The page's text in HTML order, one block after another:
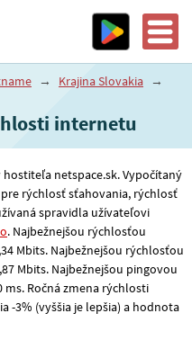
→ Krajina Slovakia →
internetu
netspace.sk. Vypočítaný
rýchlosť sťahovania, rýchlosť
spravidla užívateľovi
. Najbežnejšou rýchlosťou
,34 Mbits. Najbežnejšou rýchlosťou
,87 Mbits. Najbežnejšou pingovou
ms. Ročná zmena rýchlosti
-3% (vyššia je lepšia) a hodnota